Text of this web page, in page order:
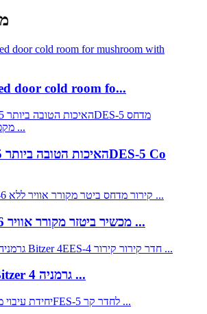
door cold room fo...
4CES-6 מכשיר ביטזר מקורר אוויר ...
מדחס Bitzer גרמניה 4 ...